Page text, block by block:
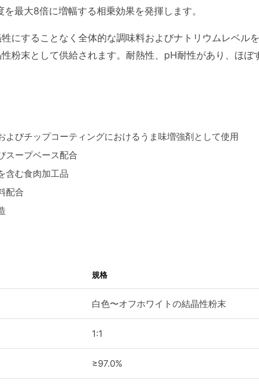
最大8倍に増幅する相乗効果を発揮します。
にすることなく全体的な調味料およびナトリウムレベル
粉末として供給されます。耐熱性、pH耐性があり、ほ
よびチップコーティングにおけるうま味増強剤として使用
スープベース配合
含む食肉加工品
配合
規格
白色〜オフホワイトの結晶性粉末
1:1
≥97.0%